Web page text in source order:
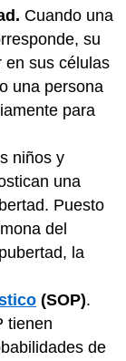
Cuando una
su
en sus células
una persona
para
niños y
una
Puesto
del
la
(SOP).
tienen
de